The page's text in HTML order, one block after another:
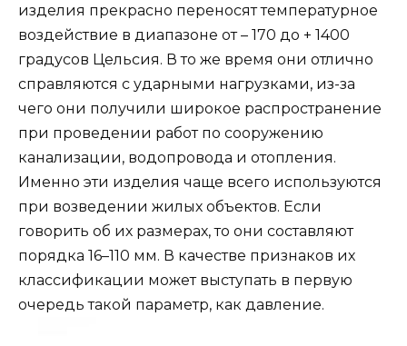
изделия прекрасно переносят температурное
воздействие в диапазоне от – 170 до + 1400
градусов Цельсия. В то же время они отлично
справляются с ударными нагрузками, из-за
чего они получили широкое распространение
при проведении работ по сооружению
канализации, водопровода и отопления.
Именно эти изделия чаще всего используются
при возведении жилых объектов. Если
говорить об их размерах, то они составляют
порядка 16–110 мм. В качестве признаков их
классификации может выступать в первую
очередь такой параметр, как давление.